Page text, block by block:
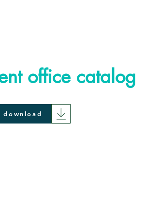
office catalog
download